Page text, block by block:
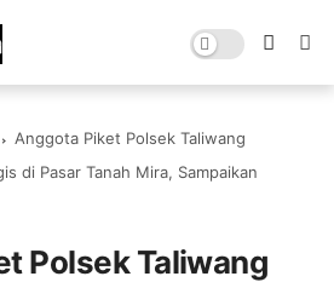
Anggota Piket Polsek Taliwang
di Pasar Tanah Mira, Sampaikan
Polsek Taliwang